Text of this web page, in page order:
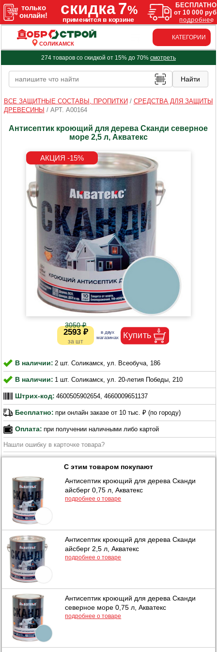
СОЛИКАМСК
КАТЕГОРИИ
274 товаров со скидкой от 15% до 70% смотреть
ВСЕ ЗАЩИТНЫЕ СОСТАВЫ, ПРОПИТКИ / СРЕДСТВА ДЛЯ ЗАЩИТЫ
ДРЕВЕСИНЫ / АРТ. A00164
Антисептик кроющий для дерева Сканди северное
море 2,5 л, Акватекс
2593 ₽
3050 ₽
В наличии: 2 шт. Соликамск, ул. Всеобуча, 186
В наличии: 1 шт. Соликамск, ул. 20-летия Победы, 210
Штрих-код: 4600505902654, 4660009651137
Бесплатно: при онлайн заказе от 10 тыс. ₽ (по городу)
Оплата: при получении наличными либо картой
Нашли ошибку в карточке товара?
С этим товаром покупают
Антисептик кроющий для дерева Сканди
айсберг 0,75 л, Акватекс
подробнее о товаре
Антисептик кроющий для дерева Сканди
айсберг 2,5 л, Акватекс
подробнее о товаре
Антисептик кроющий для дерева Сканди
северное море 0,75 л, Акватекс
подробнее о товаре